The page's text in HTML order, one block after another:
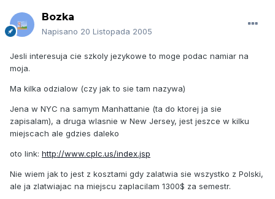
Bozka
Napisano 20 Listopada 2005
Jesli interesuja cie szkoly jezykowe to moge podac namiar na
moja.
Ma kilka odzialow (czy jak to sie tam nazywa)
Jena w NYC na samym Manhattanie (ta do ktorej ja sie
zapisalam), a druga wlasnie w New Jersey, jest jeszce w kilku
miejscach ale gdzies daleko
oto link: http://www.cplc.us/index.jsp
Nie wiem jak to jest z kosztami gdy zalatwia sie wszystko z Polski,
ale ja zlatwiajac na miejscu zaplacilam 1300$ za semestr.